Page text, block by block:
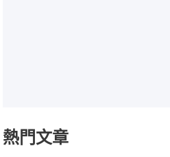
熱門文章